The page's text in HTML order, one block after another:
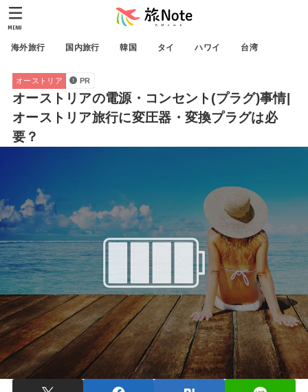
海外旅行 国内旅行 韓国 タイ ハワイ 台湾
MENU
オーストリア PR
オーストリアの電源・コンセント(プラグ)事情|
オーストリア旅行に変圧器・変換プラグは必
要？